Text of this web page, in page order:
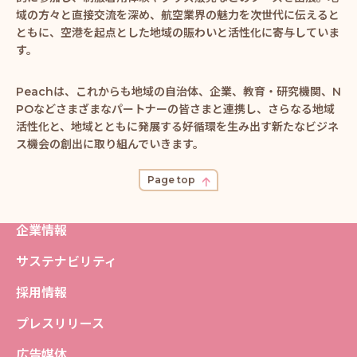
域の方々と直接交流を深め、航空業界の魅力を次世代に伝えると
ともに、空港を起点とした地域の賑わいと活性化に寄与していま
す。
Peachは、これからも地域の自治体、企業、教育・研究機関、N
POなどさまざまなパートナーの皆さまと連携し、さらなる地域
活性化と、地域とともに発展する好循環を生み出す新たなビジネ
ス機会の創出に取り組んでいきます。
Page top
企業情報
サステナビリティ
採用情報
プレスリリース